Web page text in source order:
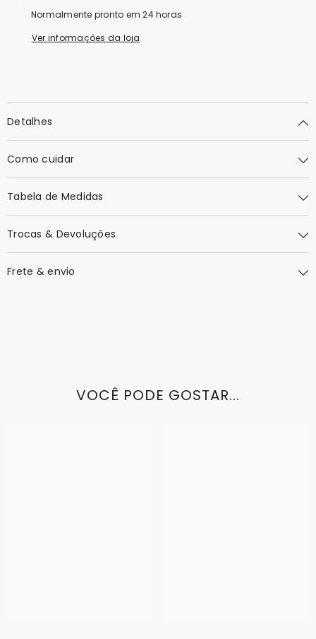
Normalmente pronto em 24 horas
Ver informações da loja
Detalhes
Como cuidar
Tabela de Medidas
Trocas & Devoluções
Frete & envio
VOCÊ PODE GOSTAR...